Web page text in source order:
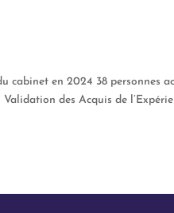
cabinet en 2024 38 personnes
des Acquis de